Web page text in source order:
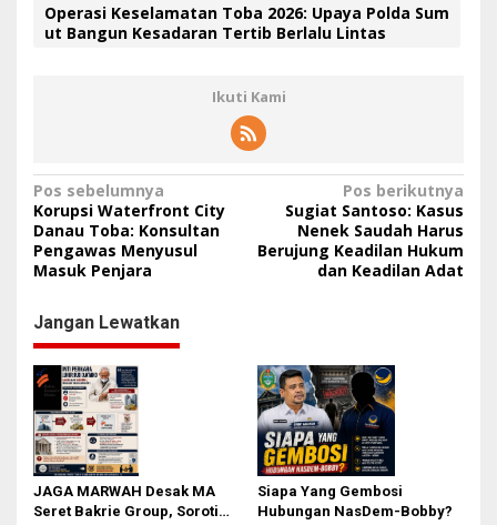
Operasi Keselamatan Toba 2026: Upaya Polda Sum
ut Bangun Kesadaran Tertib Berlalu Lintas
Ikuti Kami
N
a
v
g
a
s
i
p
o
s
Pos sebelumnya
Korupsi Waterfront City
Danau Toba: Konsultan
Pengawas Menyusul
Masuk Penjara
Pos berikutnya
Sugiat Santoso: Kasus
Nenek Saudah Harus
Berujung Keadilan Hukum
dan Keadilan Adat
Jangan Lewatkan
JAGA MARWAH Desak MA
Seret Bakrie Group, Soroti
Siapa Yang Gembosi
Hubungan NasDem-Bobby?